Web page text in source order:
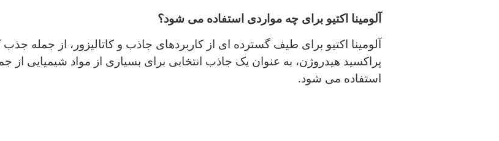
آلومینا اکتیو برای چه مواردی استفاده می شود؟
آلومینا اکتیو برای طیف گسترده ای از کاربردهای جاذب و کاتالیزور، از جمله جذب
پراکسید هیدروژن، به عنوان یک جاذب انتخابی برای بسیاری از مواد شیمیایی از
استفاده می شود.